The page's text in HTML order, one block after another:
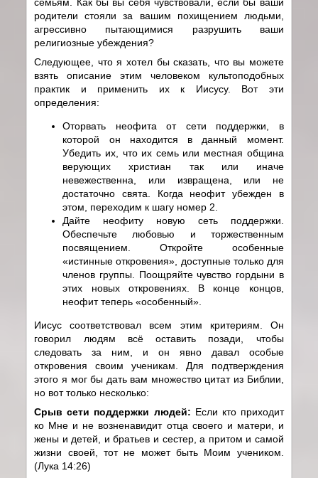
родители стояли за вашим похищением людьми,
агрессивно пытающимися разрушить ваши
религиозные убеждения?
Следующее, что я хотел бы сказать, что вы можете
взять описание этим человеком культоподобных
практик и применить их к Иисусу. Вот эти
определения:
Оторвать неофита от сети поддержки, в
которой он находится в данный момент.
Убедить их, что их семь или местная община
верующих христиан так или иначе
невежественна, или извращена, или не
достаточно свята. Когда неофит убежден в
этом, переходим к шагу номер 2.
Дайте неофиту новую сеть поддержки.
Обеспечьте любовью и торжественным
посвящением. Откройте особенные
«истинные откровения», доступные только для
членов группы. Поощряйте чувство гордыни в
этих новых откровениях. В конце концов,
неофит теперь «особенный».
Иисус соответствовал всем этим критериям. Он
говорил людям всё оставить позади, чтобы
следовать за ним, и он явно давал особые
откровения своим ученикам. Для подтверждения
этого я мог бы дать вам множество цитат из Библии,
но вот только несколько:
Срыв сети поддержки людей: Если кто приходит
ко Мне и не возненавидит отца своего и матери, и
жены и детей, и братьев и сестер, а притом и самой
жизни своей, тот не может быть Моим учеником.
(Лука 14:26)